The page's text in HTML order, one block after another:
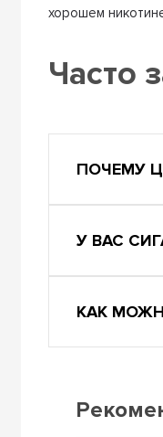
хорошем
Часто
ПОЧЕМУ
У ВАС
КАК